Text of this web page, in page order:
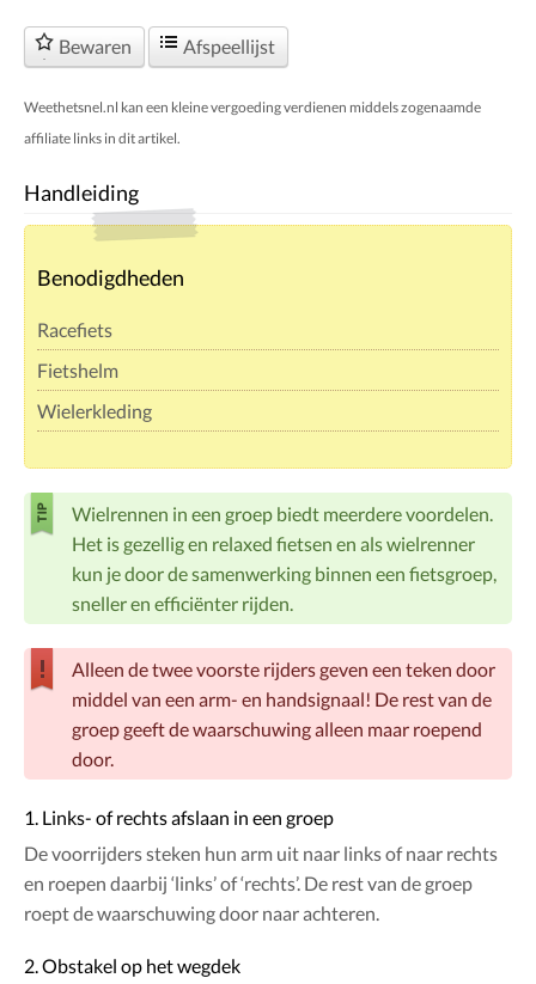
Bewaren Afspeellijst
Weethetsnel.nl kan een kleine vergoeding verdienen middels zogenaamde
affiliate links in dit artikel.
Handleiding
Benodigdheden
Racefiets
Fietshelm
Wielerkleding
Wielrennen in een groep biedt meerdere voordelen.
Het is gezellig en relaxed fietsen en als wielrenner
kun je door de samenwerking binnen een fietsgroep,
sneller en efficiënter rijden.
Alleen de twee voorste rijders geven een teken door
middel van een arm- en handsignaal! De rest van de
groep geeft de waarschuwing alleen maar roepend
door.
1. Links- of rechts afslaan in een groep
De voorrijders steken hun arm uit naar links of naar rechts
en roepen daarbij ‘links’ of ‘rechts’. De rest van de groep
roept de waarschuwing door naar achteren.
2. Obstakel op het wegdek